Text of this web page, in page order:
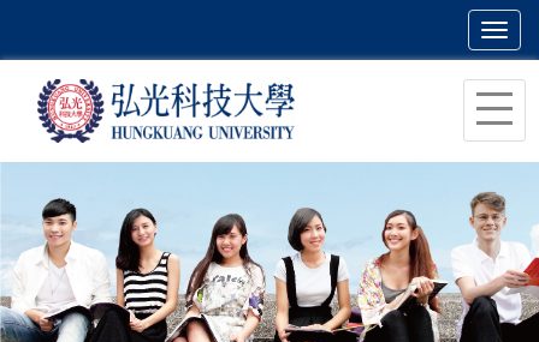
主
容
區
塊